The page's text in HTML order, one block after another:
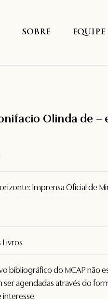
SOBRE EQUIPE
Olinda de
Imprensa Oficial de
bibliográfico do MCAP não
ser agendadas através do
interesse.